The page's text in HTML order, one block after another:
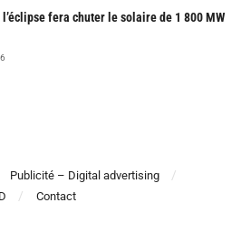
l’éclipse fera chuter le solaire de 1 800 MW
Publicité – Digital advertising
Contact